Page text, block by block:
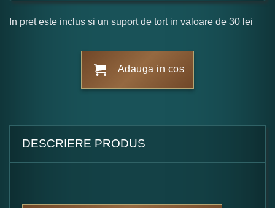
In pret este inclus si un suport de tort in valoare de 30 lei
Adauga in cos
DESCRIERE PRODUS